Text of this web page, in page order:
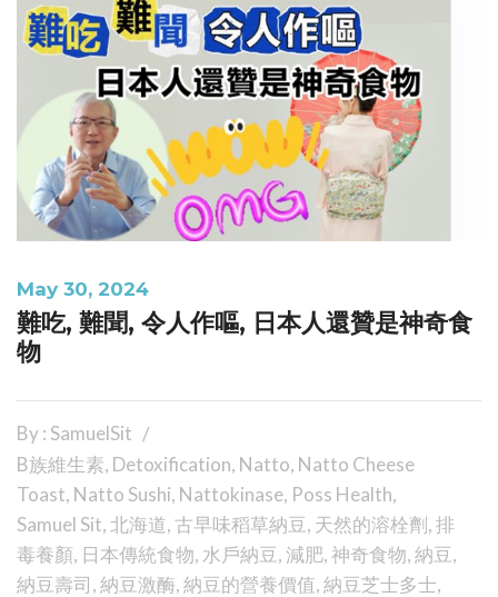
May 30, 2024
難吃, 難聞, 令人作嘔, 日本人還贊是神奇食
物
By : SamuelSit
B族維生素, Detoxification, Natto, Natto Cheese
Toast, Natto Sushi, Nattokinase, Poss Health,
Samuel Sit,北海道,古早味稻草納豆, 天然的溶栓劑,排
毒養顏, 日本傳統食物, 水戶納豆, 減肥,神奇食物,納豆,
納豆壽司,納豆激酶,納豆的營養價值,納豆芝士多士,